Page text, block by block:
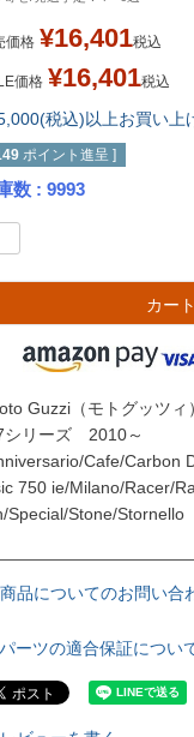
価格 ¥16,401税込
価格 ¥16,401税込
税込)以上お買い上
ポイント進呈 ]
数 9993
カー
Guzzi（モトグッツィ）
シリーズ　2010～
Cafe/Carbon
750 ie/Milano/Racer/
Special/Stone/Stornello
商品についてのお問い合
パーツの適合保証につい